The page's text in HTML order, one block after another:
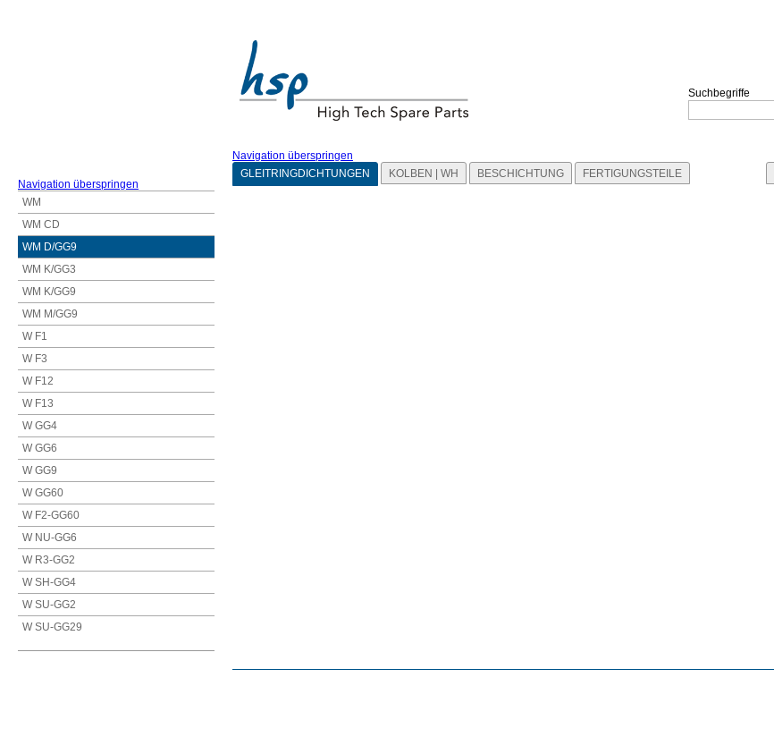
Suchbegriffe
Navigation überspringen
GLEITRINGDICHTUNGEN
KOLBEN | WH BESCHICHTUNG FERTIGUNGSTEILE
Navigation überspringen
WM
WM CD
WM D/GG9
WM K/GG3
WM K/GG9
WM M/GG9
W F1
W F3
W F12
W F13
W GG4
W GG6
W GG9
W GG60
W F2-GG60
W NU-GG6
W R3-GG2
W SH-GG4
W SU-GG2
W SU-GG29